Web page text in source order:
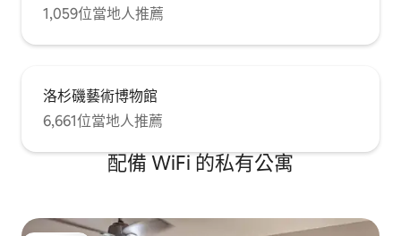
1,059位當地人推薦
洛杉磯藝術博物館
6,661位當地人推薦
配備 WiFi 的私有公寓